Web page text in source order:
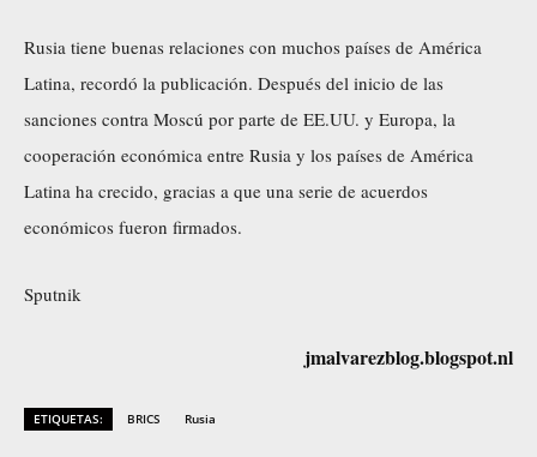
Rusia tiene buenas relaciones con muchos países de América
Latina, recordó la publicación. Después del inicio de las
sanciones contra Moscú por parte de EE.UU. y Europa, la
cooperación económica entre Rusia y los países de América
Latina ha crecido, gracias a que una serie de acuerdos
económicos fueron firmados.
Sputnik
jmalvarezblog.blogspot.nl
ETIQUETAS: BRICS Rusia